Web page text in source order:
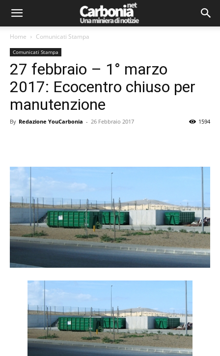
Home Comunicati Stampa
Comunicati Stampa
27 febbraio – 1° marzo
2017: Ecocentro chiuso per
manutenzione
By Redazione YouCarbonia - 26 Febbraio 2017 1594